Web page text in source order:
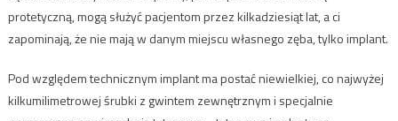
protetyczną, mogą służyć pacjentom przez kilkadziesiąt lat, a ci
zapominają, że nie mają w danym miejscu własnego zęba, tylko implant.
Pod względem technicznym implant ma postać niewielkiej, co najwyżej
kilkumilimetrowej śrubki z gwintem zewnętrznym i specjalnie